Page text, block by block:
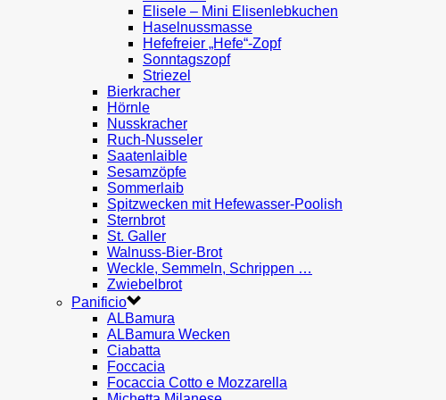
Elisele – Mini Elisenlebkuchen
Haselnussmasse
Hefefreier „Hefe“-Zopf
Sonntagszopf
Striezel
Bierkracher
Hörnle
Nusskracher
Ruch-Nusseler
Saatenlaible
Sesamzöpfe
Sommerlaib
Spitzwecken mit Hefewasser-Poolish
Sternbrot
St. Galler
Walnuss-Bier-Brot
Weckle, Semmeln, Schrippen …
Zwiebelbrot
Panificio
ALBamura
ALBamura Wecken
Ciabatta
Foccacia
Focaccia Cotto e Mozzarella